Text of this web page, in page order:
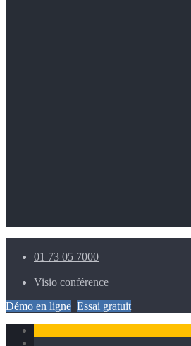
01 73 05 7000
Visio conférence
Démo en ligne Essai gratuit